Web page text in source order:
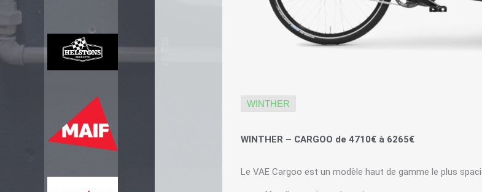
WINTHER
WINTHER – CARGOO de 4710€ à 6265€
Le VAE Cargoo est un modèle haut de gamme le plus